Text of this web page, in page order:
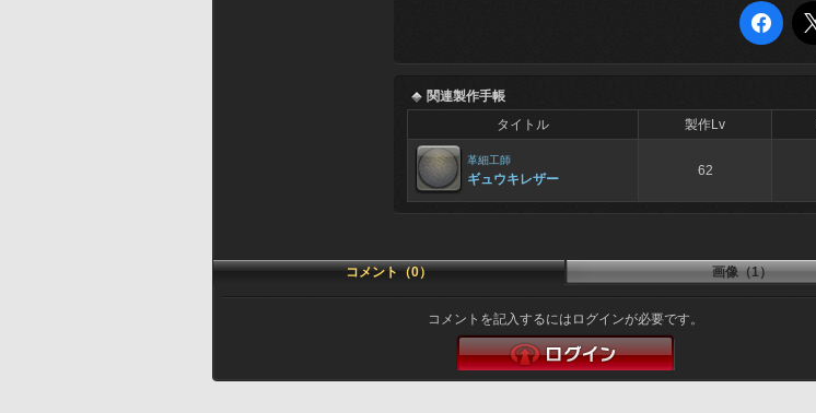
関連製作手帳
タイトル
製作Lv
革細工師
ギュウキレザー
62
コメント（0） 画像（1）
コメントを記入するにはログインが必要です。